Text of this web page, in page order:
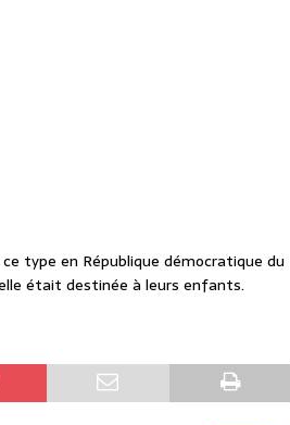
type en République démocratique du
était destinée à leurs enfants.